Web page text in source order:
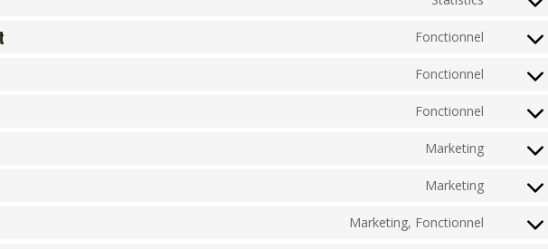
Fonctionnel
Fonctionnel
Fonctionnel
Marketing
Marketing
Marketing, Fonctionnel